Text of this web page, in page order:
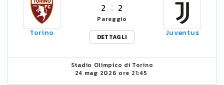
Torino
2 2
Pareggio
DETTAGLI
Juventus
Stadio Olimpico di Torino
24 mag 2026 ore 21:45